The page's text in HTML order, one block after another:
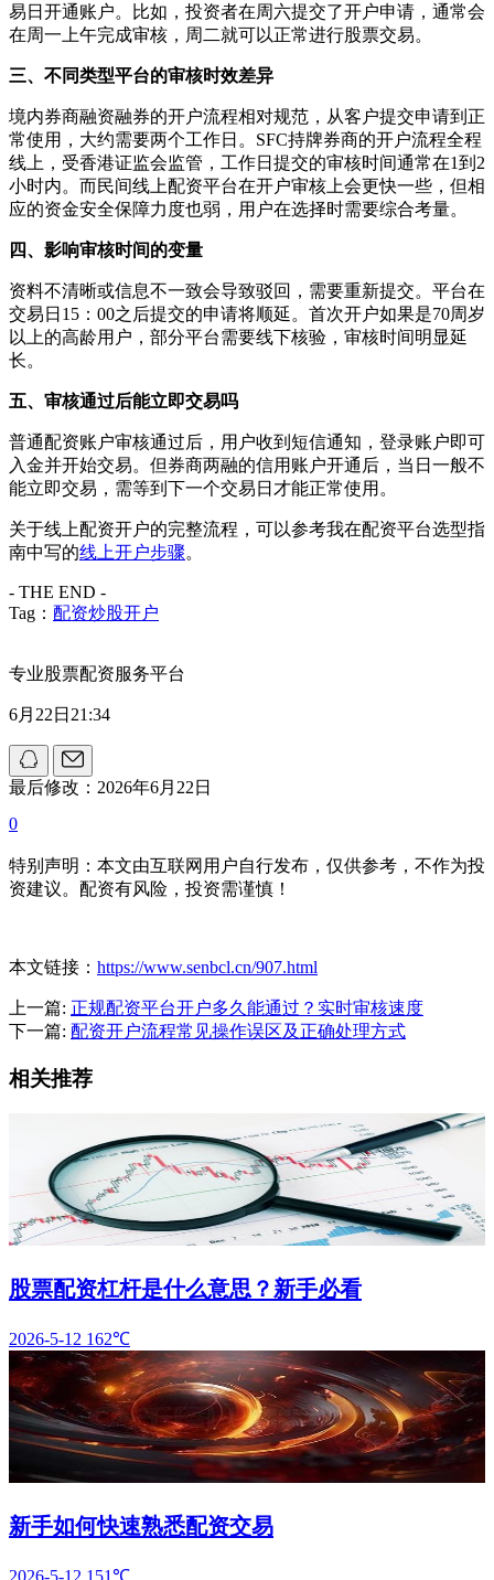
易日开通账户。比如，投资者在周六提交了开户申请，通常会
在周一上午完成审核，周二就可以正常进行股票交易。
三、不同类型平台的审核时效差异
境内券商融资融券的开户流程相对规范，从客户提交申请到正
常使用，大约需要两个工作日。SFC持牌券商的开户流程全程
线上，受香港证监会监管，工作日提交的审核时间通常在1到2
小时内。而民间线上配资平台在开户审核上会更快一些，但相
应的资金安全保障力度也弱，用户在选择时需要综合考量。
四、影响审核时间的变量
资料不清晰或信息不一致会导致驳回，需要重新提交。平台在
交易日15：00之后提交的申请将顺延。首次开户如果是70周岁
以上的高龄用户，部分平台需要线下核验，审核时间明显延
长。
五、审核通过后能立即交易吗
普通配资账户审核通过后，用户收到短信通知，登录账户即可
入金并开始交易。但券商两融的信用账户开通后，当日一般不
能立即交易，需等到下一个交易日才能正常使用。
关于线上配资开户的完整流程，可以参考我在配资平台选型指
南中写的线上开户步骤。
- THE END -
Tag： 配资炒股开户
专业股票配资服务平台
6月22日21:34
最后修改：2026年6月22日
0
特别声明：本文由互联网用户自行发布，仅供参考，不作为投
资建议。配资有风险，投资需谨慎！
本文链接： https://www.senbcl.cn/907.html
上一篇: 正规配资平台开户多久能通过？实时审核速度
下一篇: 配资开户流程常见操作误区及正确处理方式
相关推荐
股票配资杠杆是什么意思？新手必看
2026-5-12 162℃
新手如何快速熟悉配资交易